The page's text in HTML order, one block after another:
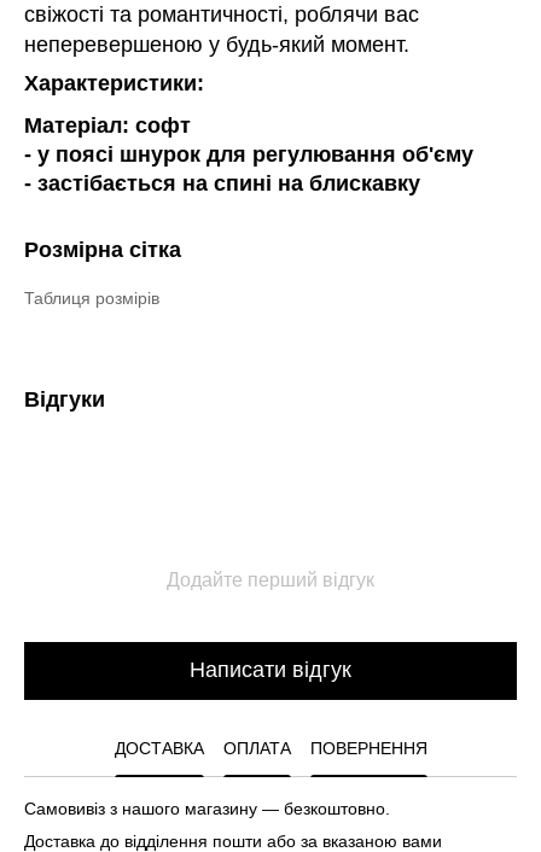
свіжості та романтичності, роблячи вас
неперевершеною у будь-який момент.
Характеристики:
Матеріал: софт
- у поясі шнурок для регулювання об'єму
- застібається на спині на блискавку
Розмірна сітка
Таблиця розмірів
Відгуки
Додайте перший відгук
Написати відгук
ДОСТАВКА ОПЛАТА ПОВЕРНЕННЯ
Самовивіз з нашого магазину — безкоштовно.
Доставка до відділення пошти або за вказаною вами